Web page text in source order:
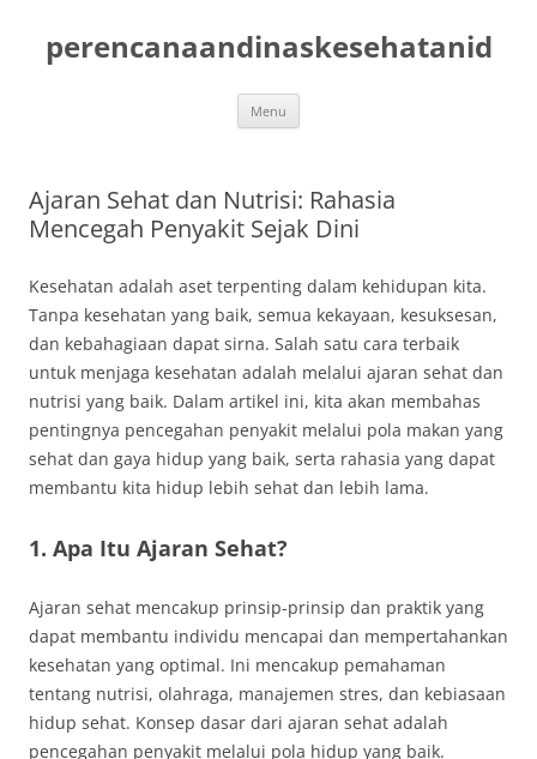
content
perencanaandinaskesehatanid
Menu
Ajaran Sehat dan Nutrisi: Rahasia
Mencegah Penyakit Sejak Dini
Kesehatan adalah aset terpenting dalam kehidupan kita.
Tanpa kesehatan yang baik, semua kekayaan, kesuksesan,
dan kebahagiaan dapat sirna. Salah satu cara terbaik
untuk menjaga kesehatan adalah melalui ajaran sehat dan
nutrisi yang baik. Dalam artikel ini, kita akan membahas
pentingnya pencegahan penyakit melalui pola makan yang
sehat dan gaya hidup yang baik, serta rahasia yang dapat
membantu kita hidup lebih sehat dan lebih lama.
1. Apa Itu Ajaran Sehat?
Ajaran sehat mencakup prinsip-prinsip dan praktik yang
dapat membantu individu mencapai dan mempertahankan
kesehatan yang optimal. Ini mencakup pemahaman
tentang nutrisi, olahraga, manajemen stres, dan kebiasaan
hidup sehat. Konsep dasar dari ajaran sehat adalah
pencegahan penyakit melalui pola hidup yang baik.